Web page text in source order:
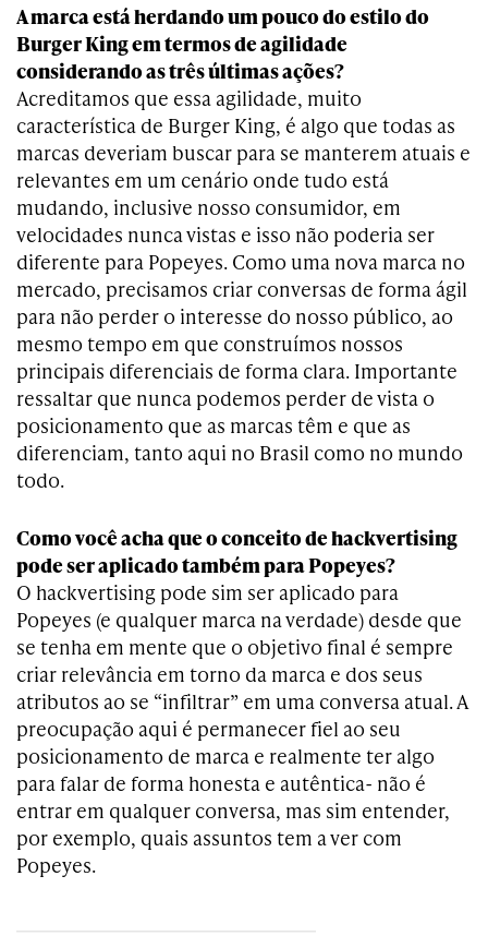
A marca está herdando um pouco do estilo do
Burger King em termos de agilidade
considerando as três últimas ações?
Acreditamos que essa agilidade, muito
característica de Burger King, é algo que todas as
marcas deveriam buscar para se manterem atuais e
relevantes em um cenário onde tudo está
mudando, inclusive nosso consumidor, em
velocidades nunca vistas e isso não poderia ser
diferente para Popeyes. Como uma nova marca no
mercado, precisamos criar conversas de forma ágil
para não perder o interesse do nosso público, ao
mesmo tempo em que construímos nossos
principais diferenciais de forma clara. Importante
ressaltar que nunca podemos perder de vista o
posicionamento que as marcas têm e que as
diferenciam, tanto aqui no Brasil como no mundo
todo.
Como você acha que o conceito de hackvertising
pode ser aplicado também para Popeyes?
O hackvertising pode sim ser aplicado para
Popeyes (e qualquer marca na verdade) desde que
se tenha em mente que o objetivo final é sempre
criar relevância em torno da marca e dos seus
atributos ao se “infiltrar” em uma conversa atual. A
preocupação aqui é permanecer fiel ao seu
posicionamento de marca e realmente ter algo
para falar de forma honesta e autêntica- não é
entrar em qualquer conversa, mas sim entender,
por exemplo, quais assuntos tem a ver com
Popeyes.